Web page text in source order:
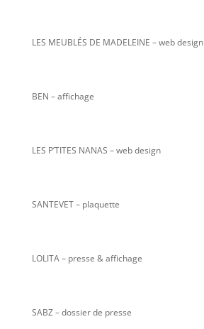
LES MEUBLÉS DE MADELEINE – web design
BEN – affichage
LES P’TITES NANAS – web design
SANTEVET – plaquette
LOLITA – presse & affichage
SABZ – dossier de presse